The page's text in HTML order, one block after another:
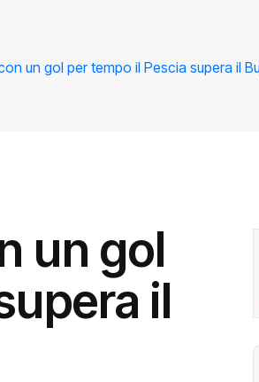
un gol per tempo il Pescia supera il
un gol
il